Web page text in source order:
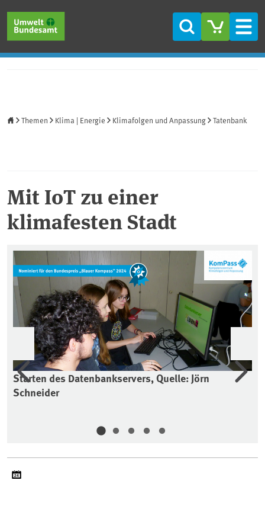
Suche
Themen Klima | Energie Klimafolgen und Anpassung Tatenbank
Mit IoT zu einer
klimafesten Stadt
Starten des Datenbankservers, Quelle: Jörn
Schneider
Vorherige